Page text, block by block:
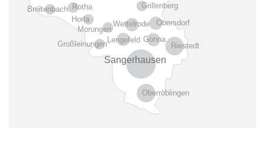
Riestedt
Gonna
Obersdorf
Grillenberg
Rotha
Breitenbach
Horla
Morungen
Wettelrode
Lengefeld
Großleinungen
Sangerhausen
Oberröblingen